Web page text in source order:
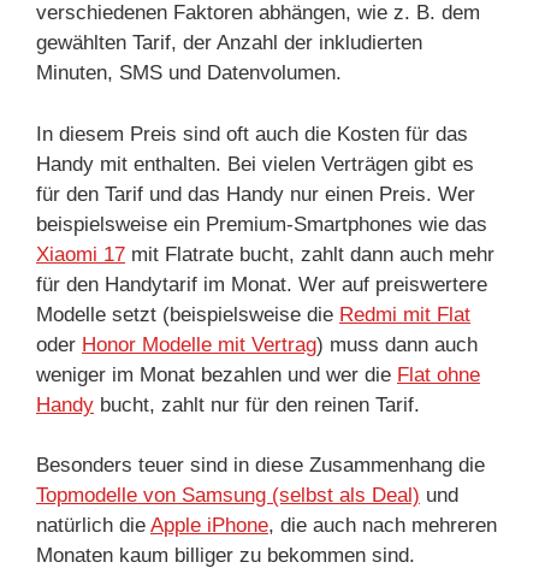
verschiedenen Faktoren abhängen, wie z. B. dem
gewählten Tarif, der Anzahl der inkludierten
Minuten, SMS und Datenvolumen.
In diesem Preis sind oft auch die Kosten für das
Handy mit enthalten. Bei vielen Verträgen gibt es
für den Tarif und das Handy nur einen Preis. Wer
beispielsweise ein Premium-Smartphones wie das
Xiaomi 17 mit Flatrate bucht, zahlt dann auch mehr
für den Handytarif im Monat. Wer auf preiswertere
Modelle setzt (beispielsweise die Redmi mit Flat
oder Honor Modelle mit Vertrag) muss dann auch
weniger im Monat bezahlen und wer die Flat ohne
Handy bucht, zahlt nur für den reinen Tarif.
Besonders teuer sind in diese Zusammenhang die
Topmodelle von Samsung (selbst als Deal) und
natürlich die Apple iPhone, die auch nach mehreren
Monaten kaum billiger zu bekommen sind.